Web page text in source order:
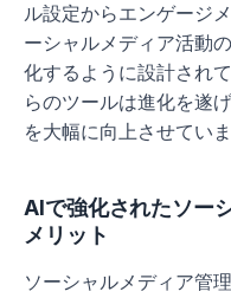
ル設定からエンゲージ
ーシャルメディア活動
化するように設計され
らのツールは進化を遂
を大幅に向上させていま
AIで強化されたソー
メリット
ソーシャルメディア管